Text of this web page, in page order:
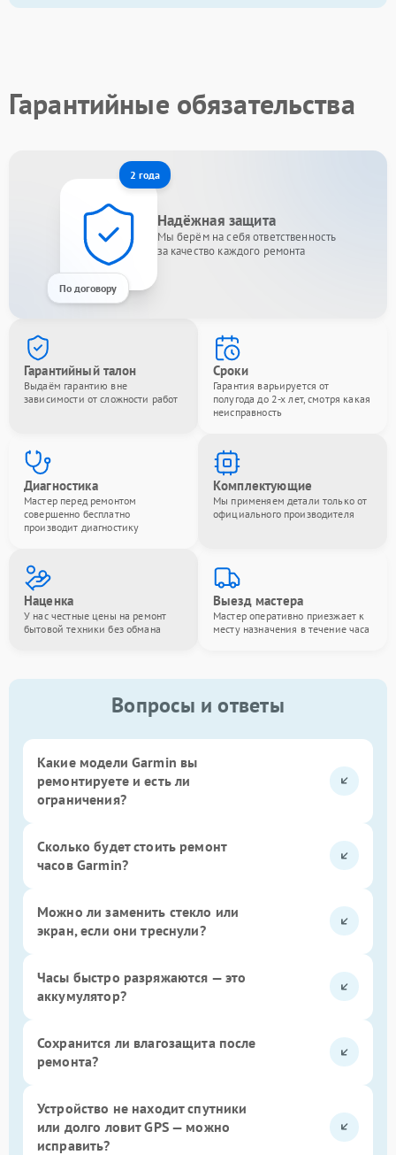
Гарантийные обязательства
2 года
По договору
Надёжная защита
Мы берём на себя ответственность
за качество каждого ремонта
Гарантийный талон
Выдаём гарантию вне
зависимости от сложности работ
Сроки
Гарантия варьируется от
полугода до 2-х лет, смотря какая
неисправность
Диагностика
Мастер перед ремонтом
совершенно бесплатно
производит диагностику
Комплектующие
Мы применяем детали только от
официального производителя
Наценка
У нас честные цены на ремонт
бытовой техники без обмана
Выезд мастера
Мастер оперативно приезжает к
месту назначения в течение часа
Вопросы и ответы
Какие модели Garmin вы
ремонтируете и есть ли
ограничения?
Сколько будет стоить ремонт
часов Garmin?
Можно ли заменить стекло или
экран, если они треснули?
Часы быстро разряжаются — это
аккумулятор?
Сохранится ли влагозащита после
ремонта?
Устройство не находит спутники
или долго ловит GPS — можно
исправить?